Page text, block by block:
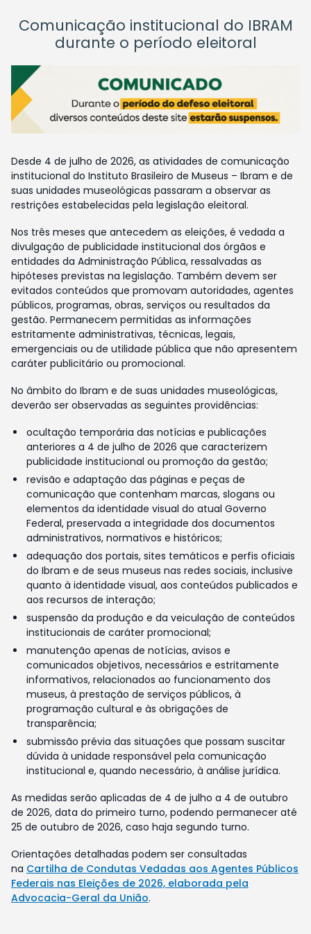
Comunicação institucional do IBRAM
durante o período eleitoral
Desde 4 de julho de 2026, as atividades de comunicação
institucional do Instituto Brasileiro de Museus – Ibram e de
suas unidades museológicas passaram a observar as
restrições estabelecidas pela legislação eleitoral.
Nos três meses que antecedem as eleições, é vedada a
divulgação de publicidade institucional dos órgãos e
entidades da Administração Pública, ressalvadas as
hipóteses previstas na legislação. Também devem ser
evitados conteúdos que promovam autoridades, agentes
públicos, programas, obras, serviços ou resultados da
gestão. Permanecem permitidas as informações
estritamente administrativas, técnicas, legais,
emergenciais ou de utilidade pública que não apresentem
caráter publicitário ou promocional.
No âmbito do Ibram e de suas unidades museológicas,
deverão ser observadas as seguintes providências:
ocultação temporária das notícias e publicações
anteriores a 4 de julho de 2026 que caracterizem
publicidade institucional ou promoção da gestão;
revisão e adaptação das páginas e peças de
comunicação que contenham marcas, slogans ou
elementos da identidade visual do atual Governo
Federal, preservada a integridade dos documentos
administrativos, normativos e históricos;
adequação dos portais, sites temáticos e perfis oficiais
do Ibram e de seus museus nas redes sociais, inclusive
quanto à identidade visual, aos conteúdos publicados e
aos recursos de interação;
suspensão da produção e da veiculação de conteúdos
institucionais de caráter promocional;
manutenção apenas de notícias, avisos e
comunicados objetivos, necessários e estritamente
informativos, relacionados ao funcionamento dos
museus, à prestação de serviços públicos, à
programação cultural e às obrigações de
transparência;
submissão prévia das situações que possam suscitar
dúvida à unidade responsável pela comunicação
institucional e, quando necessário, à análise jurídica.
As medidas serão aplicadas de 4 de julho a 4 de outubro
de 2026, data do primeiro turno, podendo permanecer até
25 de outubro de 2026, caso haja segundo turno.
Orientações detalhadas podem ser consultadas
na Cartilha de Condutas Vedadas aos Agentes Públicos
Federais nas Eleições de 2026, elaborada pela
Advocacia-Geral da União.